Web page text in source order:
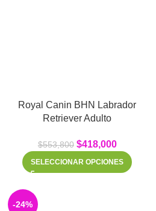
Royal Canin BHN Labrador
Retriever Adulto
$553,800 $418,000
SELECCIONAR OPCIONES
-24%